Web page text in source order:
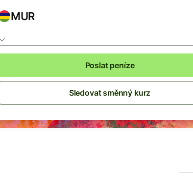
MUR
Poslat peníze
Sledovat směnný kurz